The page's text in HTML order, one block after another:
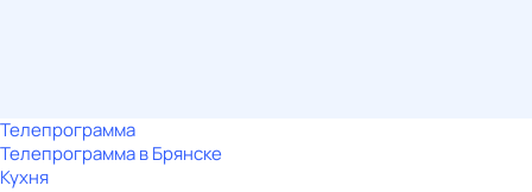
Телепрограмма
Телепрограмма в Брянске
Кухня